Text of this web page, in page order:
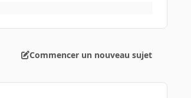
Commencer un nouveau sujet